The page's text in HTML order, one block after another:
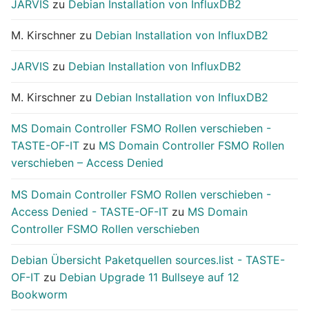
JARVIS zu Debian Installation von InfluxDB2
M. Kirschner zu Debian Installation von InfluxDB2
JARVIS zu Debian Installation von InfluxDB2
M. Kirschner zu Debian Installation von InfluxDB2
MS Domain Controller FSMO Rollen verschieben -
TASTE-OF-IT zu MS Domain Controller FSMO Rollen
verschieben – Access Denied
MS Domain Controller FSMO Rollen verschieben -
Access Denied - TASTE-OF-IT zu MS Domain
Controller FSMO Rollen verschieben
Debian Übersicht Paketquellen sources.list - TASTE-
OF-IT zu Debian Upgrade 11 Bullseye auf 12
Bookworm